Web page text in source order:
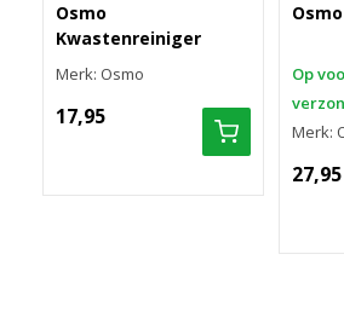
Osmo
Kwastenreiniger
Merk: Osmo
17,95
Op
Merk:
27,95